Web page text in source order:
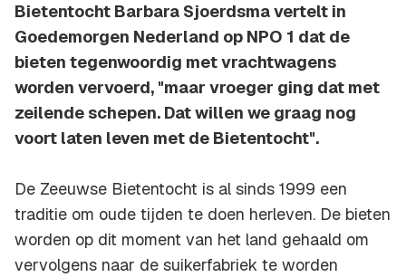
Bietentocht Barbara Sjoerdsma vertelt in
Goedemorgen Nederland op NPO 1 dat de
bieten tegenwoordig met vrachtwagens
worden vervoerd, "maar vroeger ging dat met
zeilende schepen. Dat willen we graag nog
voort laten leven met de Bietentocht".
De Zeeuwse Bietentocht is al sinds 1999 een
traditie om oude tijden te doen herleven. De bieten
worden op dit moment van het land gehaald om
vervolgens naar de suikerfabriek te worden